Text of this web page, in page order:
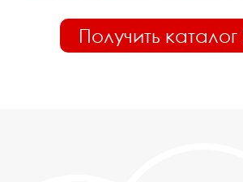
Получить каталог